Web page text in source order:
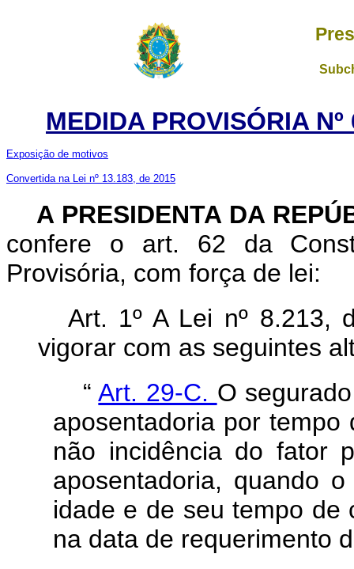
MEDIDA PROVISÓRIA
Exposição de motivos
Convertida na Lei nº 13.183, de 2015
A PRESIDENTA DA
confere o art. 62 da
Provisória, com força de lei:
Art. 1º A Lei nº 8.213,
vigorar com as seguintes
“Art. 29-C. O
aposentadoria por
não incidência do fator
aposentadoria, quando
idade e de seu tempo de
na data de requerimento